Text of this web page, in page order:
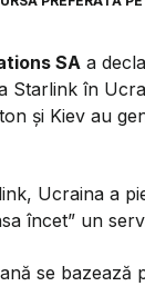
SA a
în
și Kiev au
Ucraina a
încet” un
se bazează